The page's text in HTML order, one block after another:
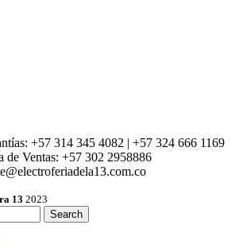
+57 314 345 4082 | +57 324 666 1169
de Ventas: +57 302 2958886
13 2023
Search